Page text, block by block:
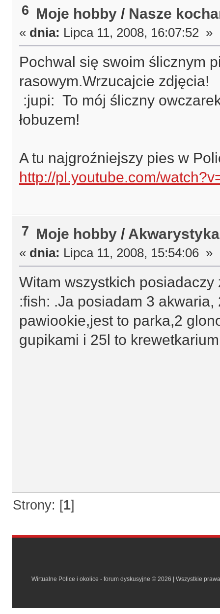
6 Moje hobby / Nasze
« dnia: Lipca 11, 2008, 16:07:52 »
Pochwal się swoim ślicznym
rasowym.Wrzucajcie zdjęcia!
:jupi: To mój śliczny
łobuzem!
A tu najgroźniejszy pies w
http://pl.youtube.com/
7 Moje hobby / Akwarystyka
« dnia: Lipca 11, 2008, 15:54:06 »
Witam wszystkich posiadaczy
:fish: .Ja posiadam 3
pawiookie,jest to parka,2
gupikami i 25l to
Strony: [1]
Wirtualne Police i okolice - forum dyskusyjne © 2026 | Wszystkie